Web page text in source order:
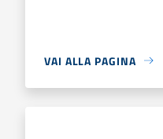
VAI ALLA PAGINA